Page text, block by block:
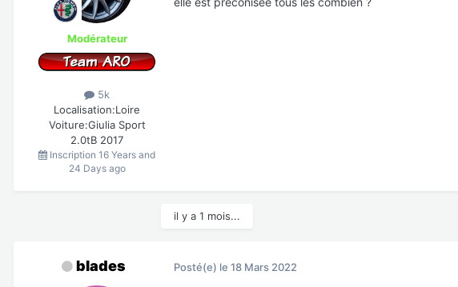
Modérateur
5k
Localisation:Loire
Voiture:Giulia Sport
2.0tB 2017
Inscription 16 Years and
24 Days ago
il y a 1 mois...
blades Posté(e) le 18 Mars 2022